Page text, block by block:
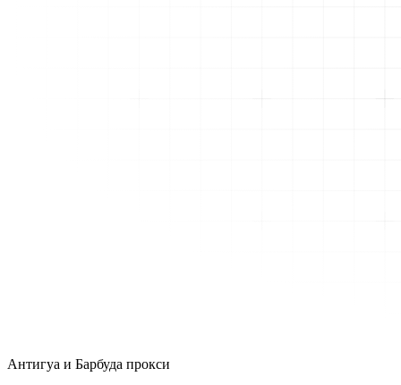
Антигуа и Барбуда прокси